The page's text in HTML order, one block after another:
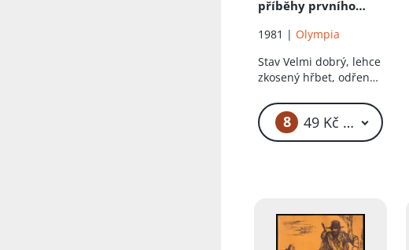
příběhy prvního
osamělého
mořeplavce
1981 |Olympia
StavVelmi dobrý, lehce
zkosený hřbet, odřená
8 49 Kč – 59 Kč